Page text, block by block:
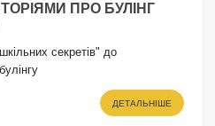
ПРО БУЛІНГ
секретів" до
ДЕТАЛЬНІШЕ